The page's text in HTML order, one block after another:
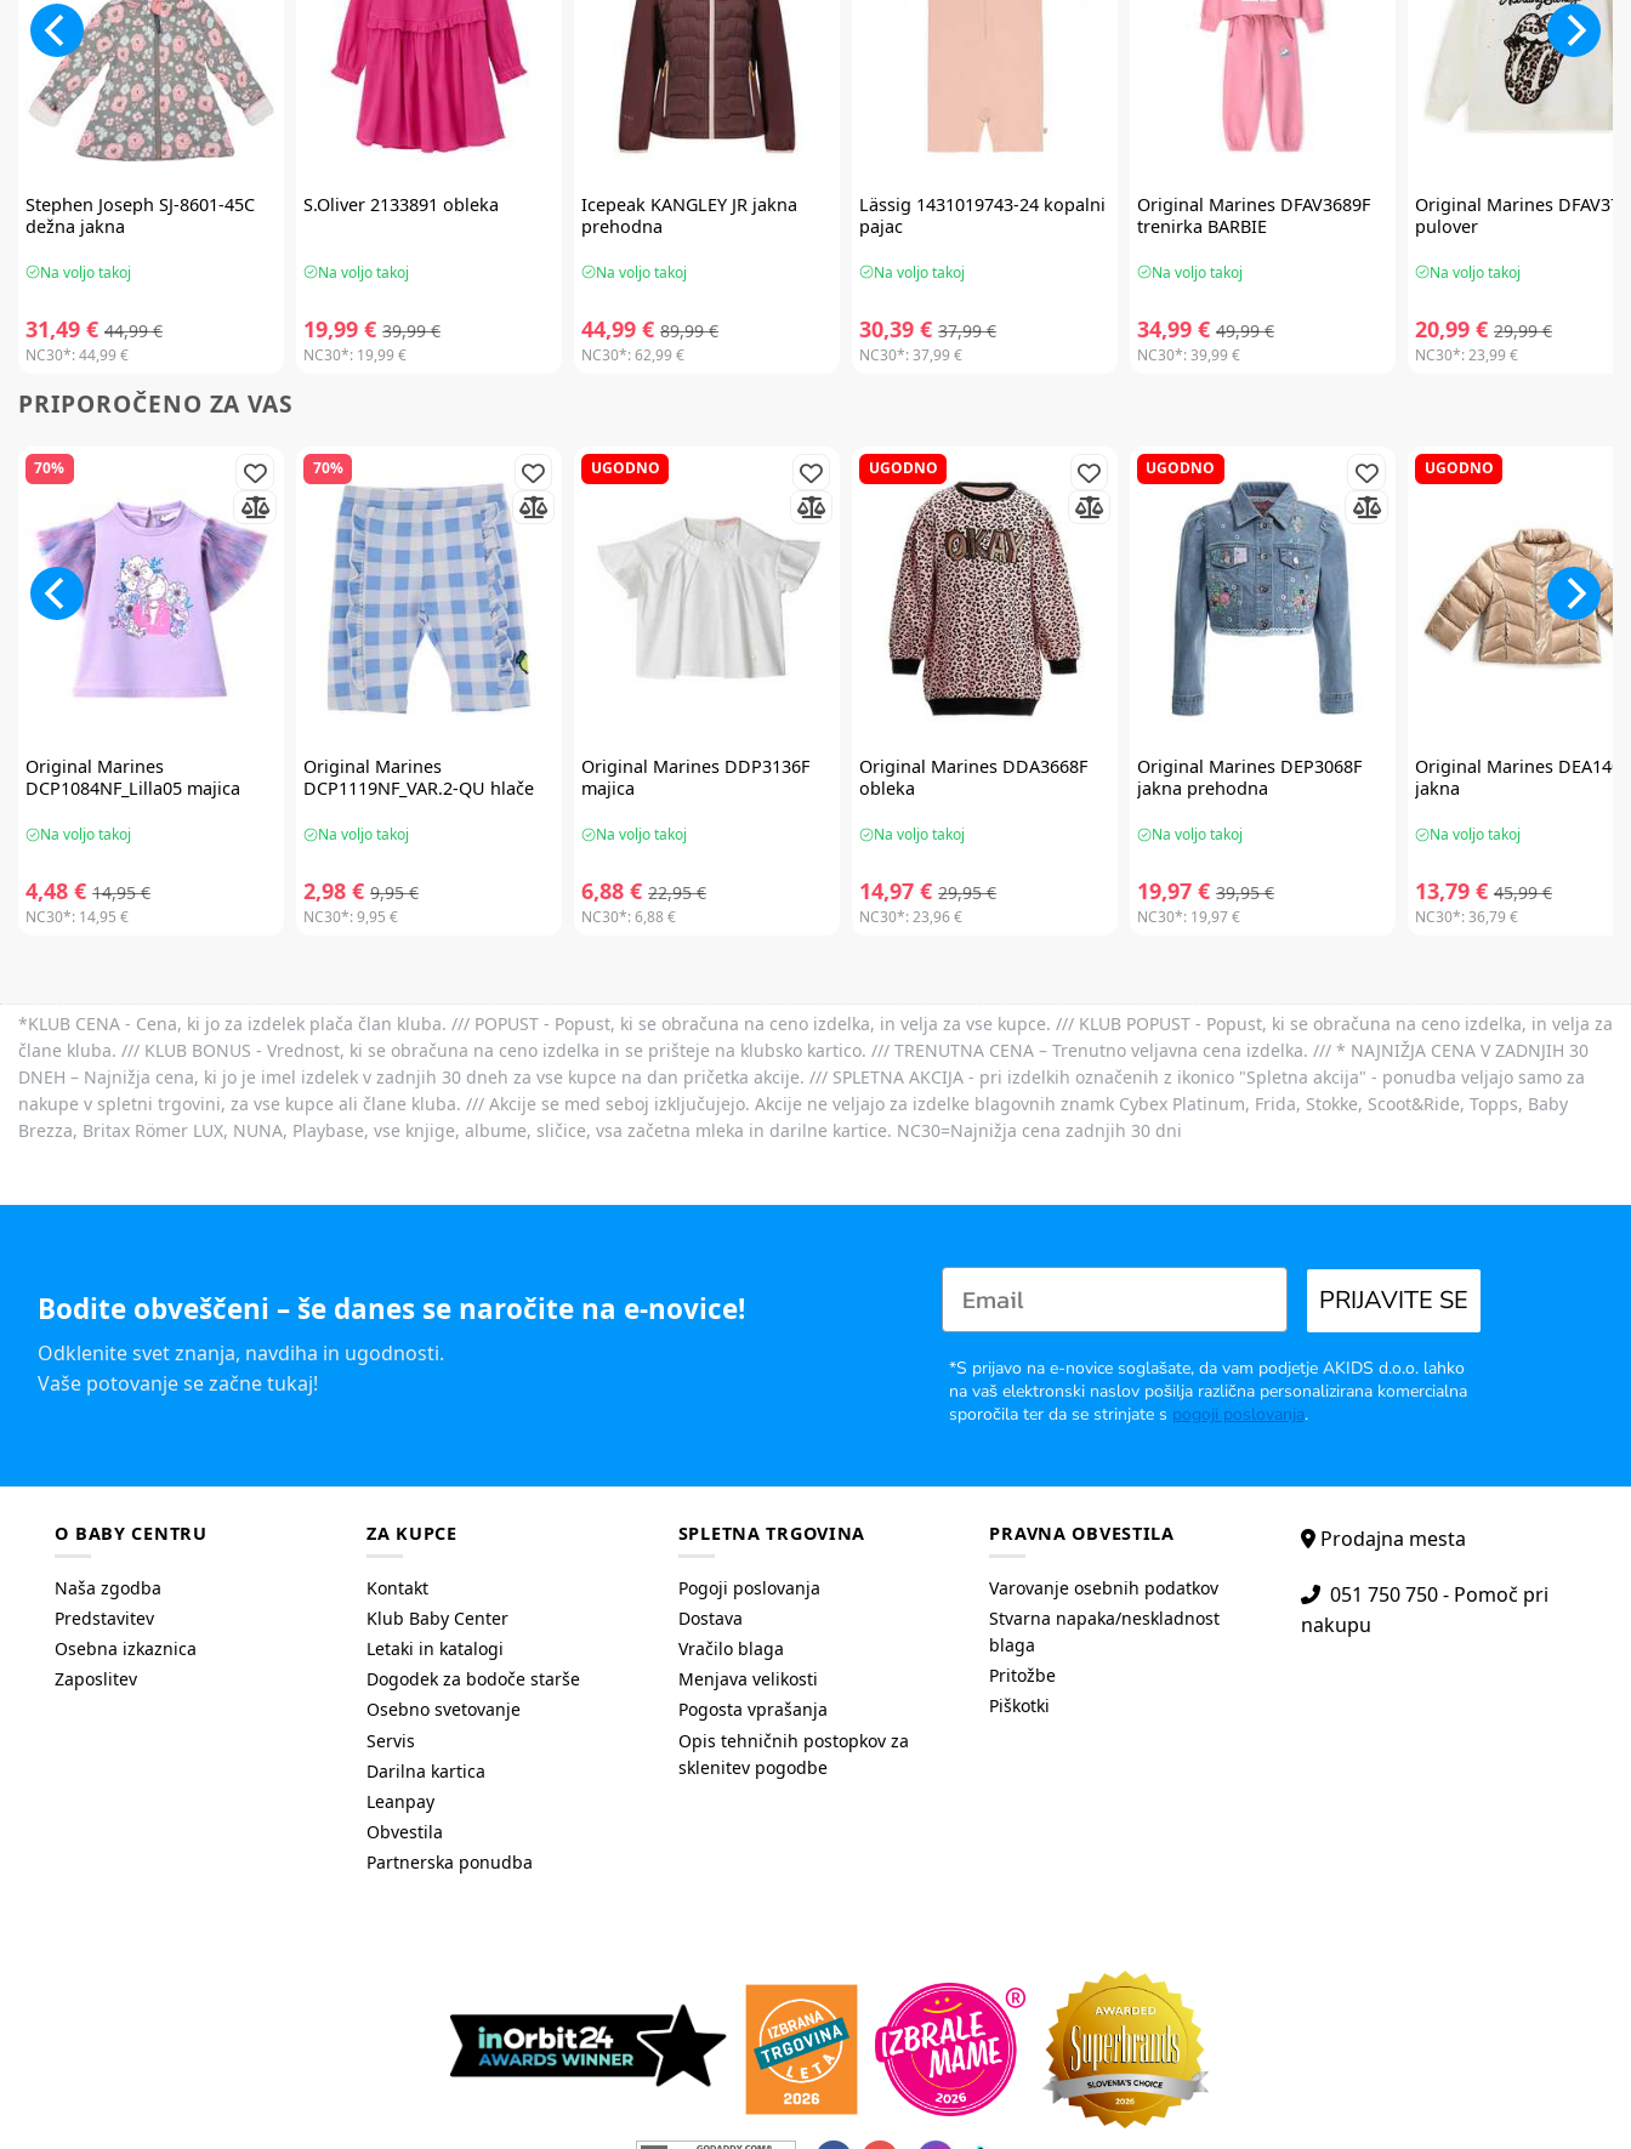
Stephen Joseph SJ-8601-45C
dežna jakna
Na voljo takoj
31,49 € 44,99 €
NC30*:44,99 €
S.Oliver 2133891 obleka
Na voljo takoj
19,99 € 39,99 €
NC30*: 19,99 €
Icepeak KANGLEY JR jakna
prehodna
Na voljo takoj
44,99 € 89,99 €
NC30*:62,99 €
Lässig 1431019743-24 kopalni
pajac
Na voljo takoj
30,39 € 37,99 €
NC30*:37,99 €
Original MarinesDFAV3689F
trenirka BARBIE
Na voljo takoj
34,99 € 49,99 €
NC30*:39,99 €
Original Marines
pulover
Na voljo takoj
20,99 € 29,99 €
NC30*:23,99 €
PRIPOROČENO ZA VAS
70%
Original Marines
DCP1084NF_Lilla05 majica
Na voljo takoj
4,48 € 14,95 €
NC30*: 14,95 €
70%
Original Marines
DCP1119NF_VAR.2-QU hlače
Na voljo takoj
2,98 € 9,95 €
NC30*:9,95 €
UGODNO
Original Marines DDP3136F
majica
Na voljo takoj
6,88 € 22,95 €
NC30*:6,88 €
UGODNO
Original Marines DDA3668F
obleka
Na voljo takoj
14,97 € 29,95 €
NC30*:23,96 €
UGODNO
Original MarinesDEP3068F
jakna prehodna
Na voljo takoj
19,97 € 39,95 €
NC30*: 19,97 €
UGODNO
Original Marines
jakna
Na voljo takoj
13,79 € 45,99 €
NC30*:36,79 €
*KLUB CENA - Cena, ki jo za izdelek plača član kluba. /// POPUST - Popust, ki se obračuna na ceno izdelka, in velja za vse kupce. /// KLUB POPUST - Popust, ki se obračuna na ceno izdelka, in velja za
člane kluba. /// KLUB BONUS - Vrednost, ki se obračuna na ceno izdelka in se prišteje na klubsko kartico. /// TRENUTNA CENA – Trenutno veljavna cena izdelka. /// * NAJNIŽJA CENA V ZADNJIH 30
DNEH – Najnižja cena, ki jo je imel izdelek v zadnjih 30 dneh za vse kupce na dan pričetka akcije. /// SPLETNA AKCIJA - pri izdelkih označenih z ikonico "Spletna akcija" - ponudba veljajo samo za
nakupe v spletni trgovini, za vse kupce ali člane kluba. /// Akcije se med seboj izključujejo. Akcije ne veljajo za izdelke blagovnih znamk Cybex Platinum, Frida, Stokke, Scoot&Ride, Topps, Baby
Brezza, Britax Römer LUX, NUNA, Playbase, vse knjige, albume, sličice, vsa začetna mleka in darilne kartice. NC30=Najnižja cena zadnjih 30 dni
Bodite obveščeni – še danes se naročite na e-novice!
Odklenite svet znanja, navdiha in ugodnosti.
Vaše potovanje se začne tukaj!
PRIJAVITE SE
*S prijavo na e-novice soglašate, da vam podjetje AKIDS d.o.o. lahko
na vaš elektronski naslov pošilja različna personalizirana komercialna
sporočila ter da se strinjate s pogoji poslovanja.
O BABY CENTRU
Naša zgodba
Predstavitev
Osebna izkaznica
Zaposlitev
ZA KUPCE
Kontakt
Klub Baby Center
Letaki in katalogi
Dogodek za bodoče starše
Osebno svetovanje
Servis
Darilna kartica
Leanpay
Obvestila
Partnerska ponudba
SPLETNA TRGOVINA
Pogoji poslovanja
Dostava
Vračilo blaga
Menjava velikosti
Pogosta vprašanja
Opis tehničnih postopkov za
sklenitev pogodbe
PRAVNA OBVESTILA
Varovanje osebnih podatkov
Stvarna napaka/neskladnost
blaga
Pritožbe
Piškotki
Prodajna mesta
051 750 750 - Pomoč pri
nakupu